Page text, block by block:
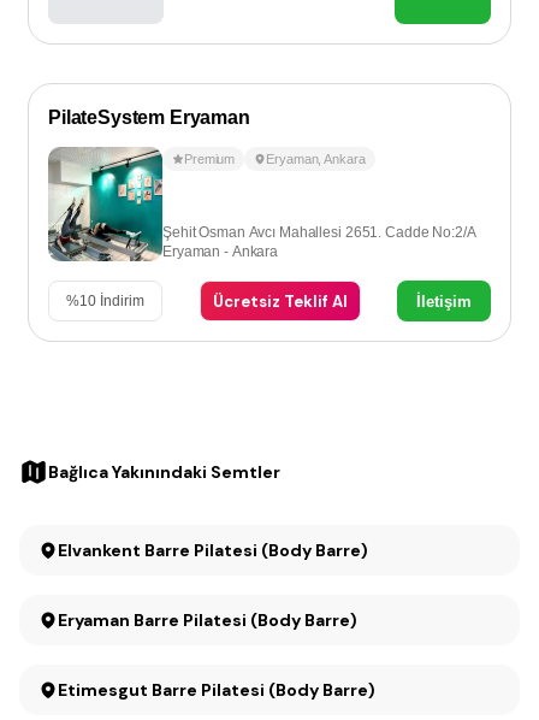
PilateSystem Eryaman
Premium Eryaman,Ankara
Şehit Osman Avcı Mahallesi 2651. Cadde No:2/A
Eryaman - Ankara
%10 İndirim Ücretsiz Teklif Al İletişim
Bağlıca Yakınındaki Semtler
Elvankent Barre Pilatesi (Body Barre)
Eryaman Barre Pilatesi (Body Barre)
Etimesgut Barre Pilatesi (Body Barre)